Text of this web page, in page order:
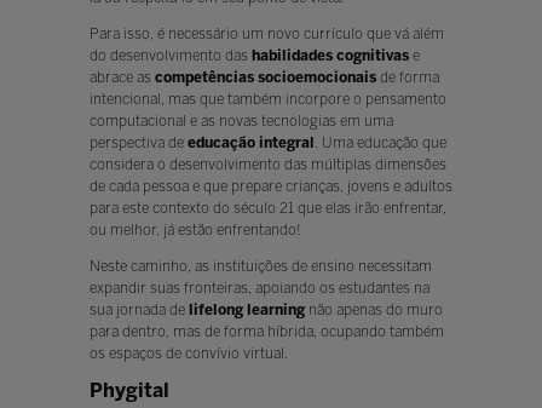
Para isso, é necessário um novo currículo que vá além
do desenvolvimento das habilidades cognitivase
abrace as competências socioemocionaisde forma
intencional, mas que também incorpore o pensamento
computacional e as novas tecnologias em uma
perspectiva de educação integral . Uma educação que
considera o desenvolvimento das múltiplas dimensões
de cada pessoa e que prepare crianças, jovens e adultos
para este contexto do século 21 que elas irão enfrentar,
ou melhor, já estão enfrentando!
Neste caminho, as instituições de ensino necessitam
expandir suas fronteiras, apoiando os estudantes na
sua jornada de lifelong learningnão apenas do muro
para dentro, mas de forma híbrida, ocupando também
os espaços de convívio virtual.
Phygital